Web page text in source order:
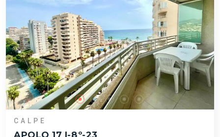
CALPE